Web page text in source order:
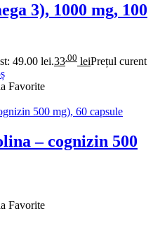
3), 1000 mg, 100
49.00 lei.33.00 leiPrețul curent
Favorite
– cognizin 500
Favorite